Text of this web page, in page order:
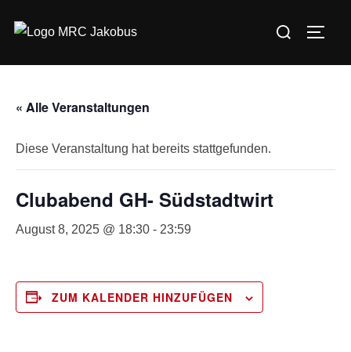
Inhalt
Suchen
« Alle Veranstaltungen
Diese Veranstaltung hat bereits stattgefunden.
Clubabend GH- Südstadtwirt
August 8, 2025 @ 18:30 - 23:59
ZUM KALENDER HINZUFÜGEN